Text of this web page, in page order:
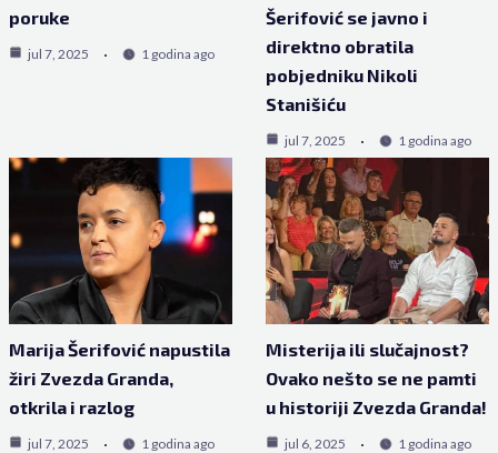
poruke
jul 7, 2025 1 godina ago
Šerifović se javno i
direktno obratila
pobjedniku Nikoli
Stanišiću
jul 7, 2025 1 godina ago
Marija Šerifović napustila
žiri Zvezda Granda,
otkrila i razlog
jul 7, 2025 1 godina ago
Misterija ili slučajnost?
Ovako nešto se ne pamti
u historiji Zvezda Granda!
jul 6, 2025 1 godina ago